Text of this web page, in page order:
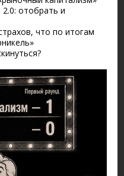
отобрать и
что по итогам